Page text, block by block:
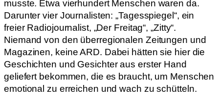
musste. Etwa vierhundert Menschen waren da.
Darunter vier Journalisten: „Tagesspiegel“, ein
freier Radiojournalist, „Der Freitag“, „Zitty“.
Niemand von den überregionalen Zeitungen und
Magazinen, keine ARD. Dabei hätten sie hier die
Geschichten und Gesichter aus erster Hand
geliefert bekommen, die es braucht, um Menschen
emotional zu erreichen und wach zu schütteln.